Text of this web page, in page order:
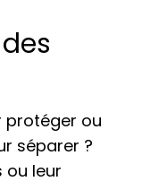
protéger ou
séparer ?
ou leur